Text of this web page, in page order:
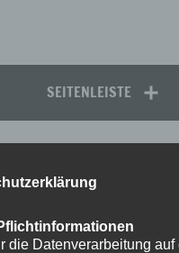
SEITENLEISTE
die Datenverarbeitung auf